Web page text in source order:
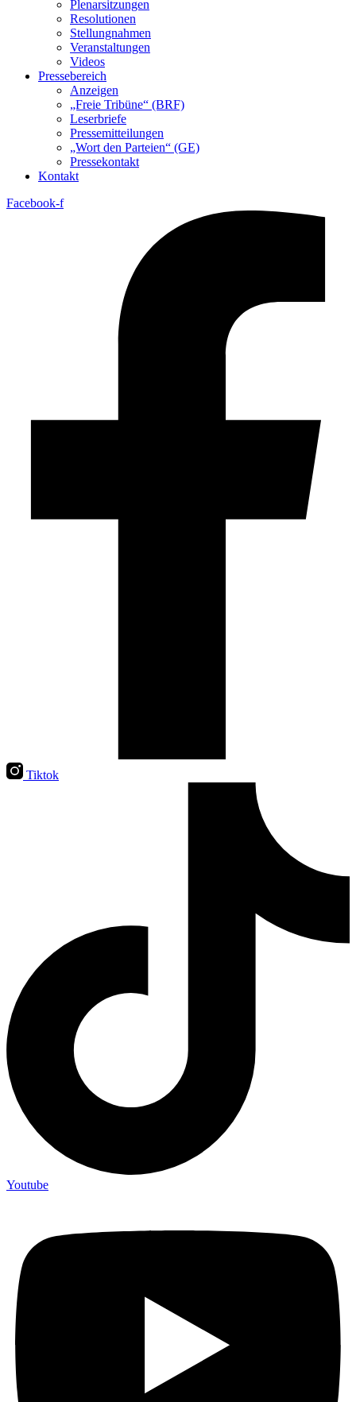
Plenarsitzungen
Resolutionen
Stellungnahmen
Veranstaltungen
Videos
Pressebereich
Anzeigen
„Freie Tribüne“ (BRF)
Leserbriefe
Pressemitteilungen
„Wort den Parteien“ (GE)
Pressekontakt
Kontakt
Facebook-f
Tiktok
Youtube